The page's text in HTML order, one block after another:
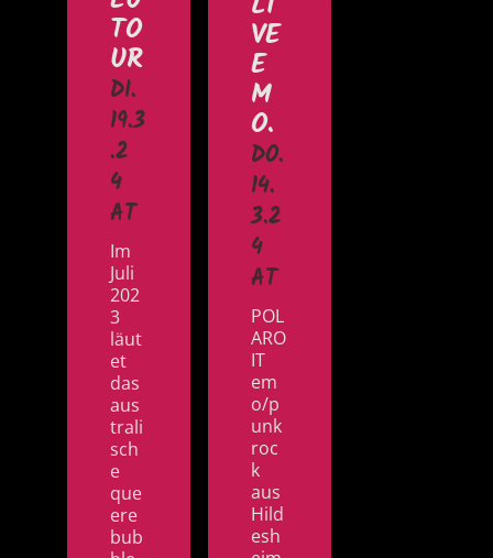
TO
UR
DI.
19.3
.2
4
AT
Im
Juli
202
3
läut
et
das
aus
trali
sch
e
que
ere
bub
VE
E
M
O.
DO.
14.
3.2
4
AT
POL
ARO
IT
em
o/p
unk
roc
k
aus
Hild
esh